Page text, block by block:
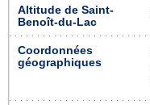
Altitude de Saint-
Benoît-du-Lac
Coordonnées
géographiques